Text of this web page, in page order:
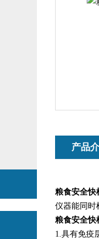
产品
粮食安全快
仪器能同时
粮食安全快
1.具有免疫